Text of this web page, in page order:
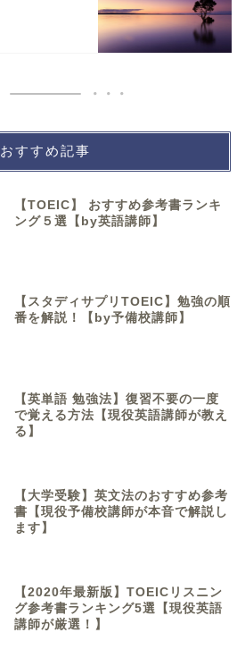
おすすめ記事
【TOEIC】 おすすめ参考書ランキ
ング５選【by英語講師】
【スタディサプリTOEIC】勉強の順
番を解説！【by予備校講師】
【英単語 勉強法】復習不要の一度
で覚える方法【現役英語講師が教え
る】
【大学受験】英文法のおすすめ参考
書【現役予備校講師が本音で解説し
ます】
【2020年最新版】TOEICリスニン
グ参考書ランキング5選【現役英語
講師が厳選！】